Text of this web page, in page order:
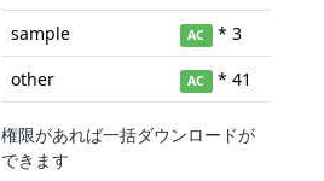
sample
AC * 3
other
AC * 41
権限があれば一括ダウンロードが
できます